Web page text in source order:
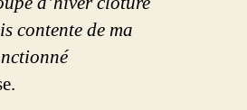
contente de ma